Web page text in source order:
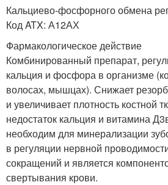
Кальциево-фосфорного обмена
Код ATX: А12АХ
Фармакологическое действие
Комбинированный препарат,
кальция и фосфора в организме
волосах, мышцах). Снижает
и увеличивает плотность костной
недостаток кальция и витамина Д3
необходим для минерализации
в регуляции нервной
сокращений и является
свертывания крови.